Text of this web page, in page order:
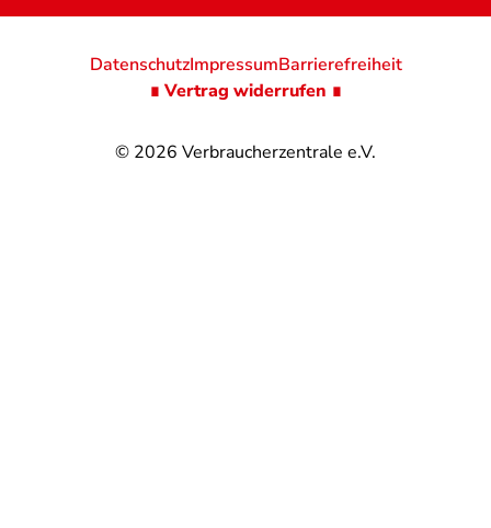
© 2026 Verbraucherzentrale e.V.
DatenschutzImpressumBarrierefreiheit
∎ Vertrag widerrufen ∎